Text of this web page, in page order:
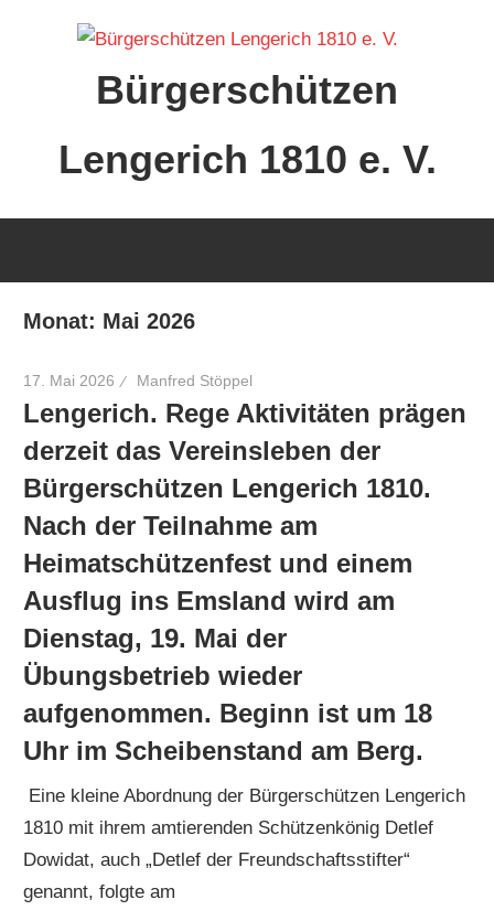
Bürgerschützen
Lengerich 1810 e. V.
Monat: Mai 2026
17. Mai 2026 Manfred Stöppel
Lengerich. Rege Aktivitäten prägen
derzeit das Vereinsleben der
Bürgerschützen Lengerich 1810.
Nach der Teilnahme am
Heimatschützenfest und einem
Ausflug ins Emsland wird am
Dienstag, 19. Mai der
Übungsbetrieb wieder
aufgenommen. Beginn ist um 18
Uhr im Scheibenstand am Berg.
Eine kleine Abordnung der Bürgerschützen Lengerich
1810 mit ihrem amtierenden Schützenkönig Detlef
Dowidat, auch „Detlef der Freundschaftsstifter“
genannt, folgte am